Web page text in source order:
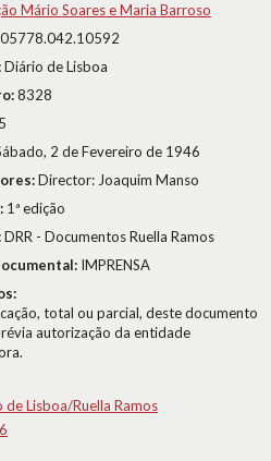
Mário Soares e Maria Barroso
05778.042.10592
Diário de Lisboa
8328
2 de Fevereiro de 1946
Director: Joaquim Manso
1ª edição
DRR - Documentos Ruella Ramos
IMPRENSA
total ou parcial, deste documento
autorização da entidade
de Lisboa/Ruella Ramos